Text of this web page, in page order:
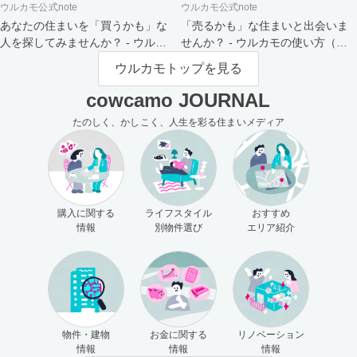
ウルカモ公式note
あなたの住まいを「買うかも」な
人を探してみませんか？ - ウルカ
ウルカモ公式note
「売るかも」な住まいと出会いま
せんか？ - ウルカモの使い方（買
主さま向け）
ウルカモトップを見る
cowcamo JOURNAL
たのしく、かしこく、人生を彩る住まいメディア
購入に関する
情報
ライフスタイル
別物件選び
おすすめ
エリア紹介
物件・建物
情報
お金に関する
情報
リノベーション
情報